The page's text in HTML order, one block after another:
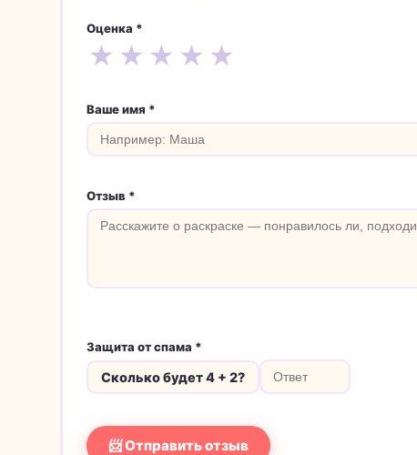
Оценка *
★ ★ ★ ★ ★
Ваше имя *
Отзыв *
Защита от спама *
Сколько будет 4 + 2?
📨 Отправить отзыв